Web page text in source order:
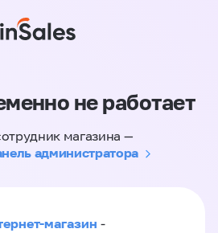
не работает
магазина —
администратора
магазин -